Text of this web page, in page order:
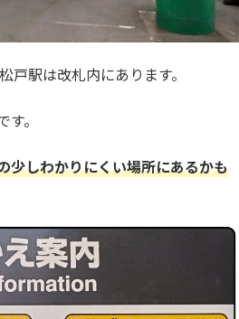
駅は改札内にあります。
。
少しわかりにくい場所にあるかも